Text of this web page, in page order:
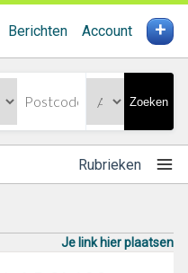
Berichten Account +
Zoeken
Rubrieken
Je link hier plaatsen